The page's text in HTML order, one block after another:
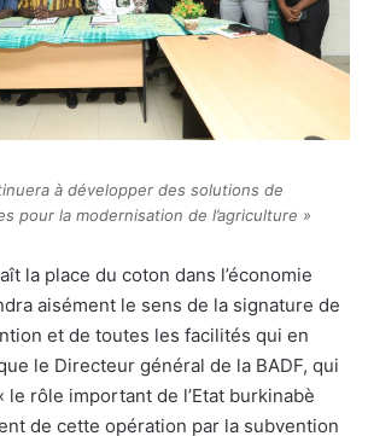
à développer des solutions de
pour la modernisation de l’agriculture »
la place du coton dans l’économie
aisément le sens de la signature de
et de toutes les facilités qui en
le Directeur général de la BADF, qui
le rôle important de l’Etat burkinabè
de cette opération par la subvention